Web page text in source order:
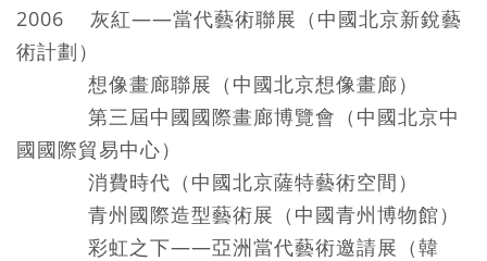
2006 灰紅——當代藝術聯展（中國北京新銳藝
術計劃）
想像畫廊聯展（中國北京想像畫廊）
第三屆中國國際畫廊博覽會（中國北京中
國國際貿易中心）
消費時代（中國北京薩特藝術空間）
青州國際造型藝術展（中國青州博物館）
彩虹之下——亞洲當代藝術邀請展（韓